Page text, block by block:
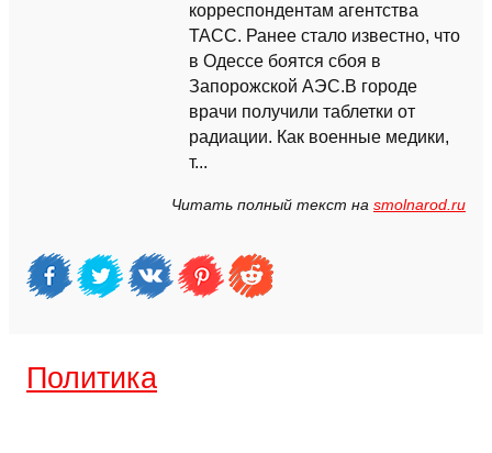
корреспондентам агентства
ТАСС. Ранее стало известно, что
в Одессе боятся сбоя в
Запорожской АЭС.В городе
врачи получили таблетки от
радиации. Как военные медики,
т...
Читать полный текст на smolnarod.ru
Политика